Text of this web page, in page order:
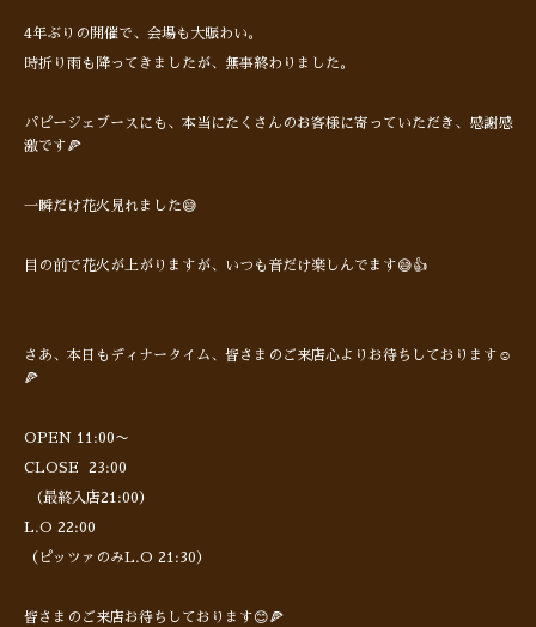
4年ぶりの開催で、会場も大賑わい。
時折り雨も降ってきましたが、無事終わりました。
パピージェブースにも、本当にたくさんのお客様に寄っていただき、感謝感
激です🍕
一瞬だけ花火見れました😅
目の前で花火が上がりますが、いつも音だけ楽しんでます😅👍
さあ、本日もディナータイム、皆さまのご来店心よりお待ちしております☺️
🍕
OPEN 11:00〜
CLOSE 23:00
（最終入店21:00）
L.O 22:00
（ピッツァのみL.O 21:30）
皆さまのご来店お待ちしております😊🍕